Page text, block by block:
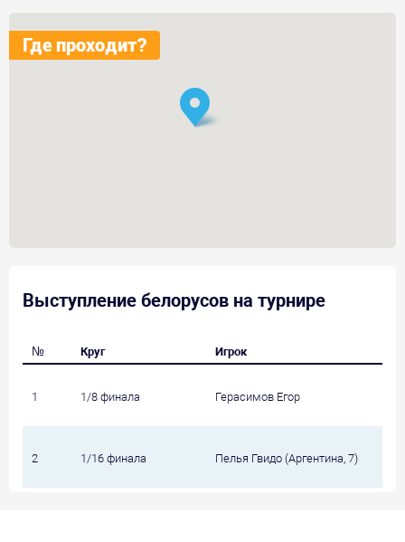
Где проходит?
Выступление белорусов на турнире
№ Круг Игрок
1 1/8 финала Герасимов Егор
2 1/16 финала Пелья Гвидо (Аргентина, 7)